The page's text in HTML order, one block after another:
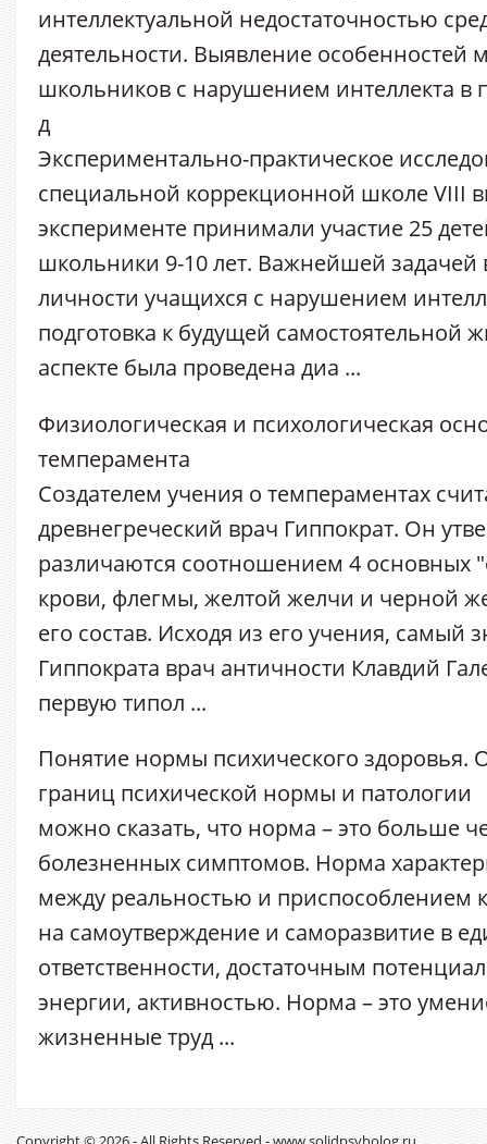
интеллектуальной недостаточностью
деятельности. Выявление особенностей
школьников с нарушением интеллекта в
д
Экспериментально-практическое
специальной коррекционной школе VIII
эксперименте принимали участие 25
школьники 9-10 лет. Важнейшей задачей
личности учащихся с нарушением
подготовка к будущей самостоятельной
аспекте была проведена диа ...
Физиологическая и психологическая
темперамента
Создателем учения о темпераментах
древнегреческий врач Гиппократ. Он
различаются соотношением 4 основных
крови, флегмы, желтой желчи и черной
его состав. Исходя из его учения, самый
Гиппократа врач античности Клавдий
первую типол ...
Понятие нормы психического здоровья.
границ психической нормы и патологии
можно сказать, что норма – это больше
болезненных симптомов. Норма
между реальностью и приспособлением
на самоутверждение и саморазвитие в
ответственности, достаточным
энергии, активностью. Норма – это
жизненные труд ...